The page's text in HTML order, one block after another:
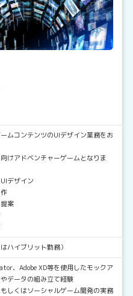
ムコンテンツのUIデザイン業務をお
けアドベンチャーゲームとなりま
デザイン
案
ハイブリット勤務）
、Adobe XD等を使用したモックア
データの組み立て経験
しくはソーシャルゲーム開発の実務